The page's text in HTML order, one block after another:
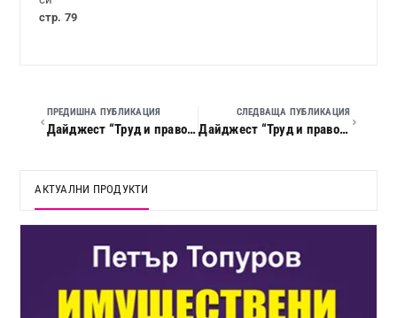
стр. 79
ПРЕДИШНА ПУБЛИКАЦИЯ
Дайджест “Труд и право”, 2023 г., кн. 10
СЛЕДВАЩА ПУБЛИКАЦИЯ
Дайджест “Труд и право”, 2023 г., кн. 12
АКТУАЛНИ ПРОДУКТИ